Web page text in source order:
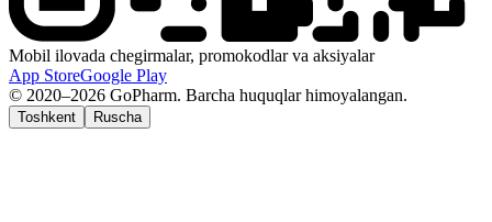
Mobil ilovada chegirmalar, promokodlar va aksiyalar
App StoreGoogle Play
© 2020–2026 GoPharm. Barcha huquqlar himoyalangan.
Toshkent Ruscha